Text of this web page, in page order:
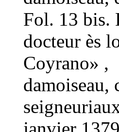
Fol. 13 bis.
docteur ès
Coyrano» ,
damoiseau,